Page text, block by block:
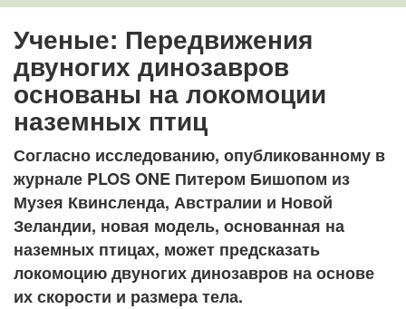
Ученые: Передвижения
двуногих динозавров
основаны на локомоции
наземных птиц
Согласно исследованию, опубликованному в
журнале PLOS ONE Питером Бишопом из
Музея Квинсленда, Австралии и Новой
Зеландии, новая модель, основанная на
наземных птицах, может предсказать
локомоцию двуногих динозавров на основе
их скорости и размера тела.